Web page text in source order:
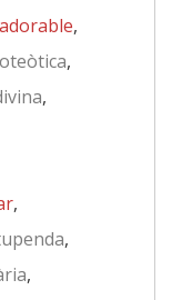
adorable,
,
,
,
,
,